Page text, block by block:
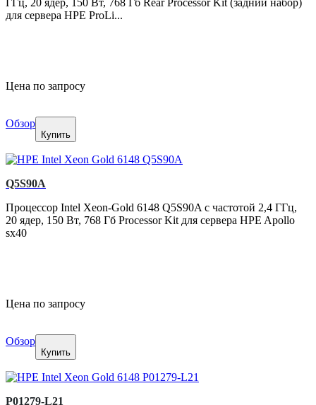
для сервера HPE ProLi...
Цена по запросу
Обзор
Купить
Q5S90A
Процессор Intel Xeon-Gold 6148 Q5S90A с частотой 2,4 ГГц,
20 ядер, 150 Вт, 768 Гб Processor Kit для сервера HPE Apollo
sx40
Цена по запросу
Обзор
Купить
P01279-L21